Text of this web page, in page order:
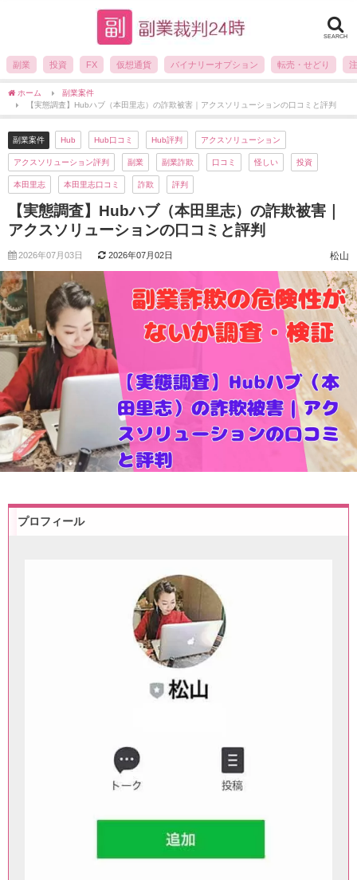
SEARCH
副業 投資 FX 仮想通貨 バイナリーオプション 転売・せどり
ホーム
副業案件
【実態調査】Hubハブ（本田里志）の詐欺被害｜アクスソリューションの口コミと評判
副業案件 Hub Hub口コミ Hub評判 アクスソリューション
アクスソリューション評判 副業 副業詐欺 口コミ 怪しい 投資
本田里志 本田里志口コミ 詐欺 評判
【実態調査】Hubハブ（本田里志）の詐欺被害｜
アクスソリューションの口コミと評判
2026年07月03日 2026年07月02日 松山
プロフィール